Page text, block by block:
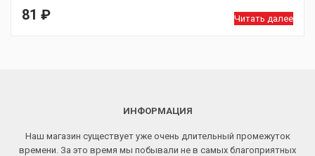
81 ₽ Читать далее
ИНФОРМАЦИЯ
Наш магазин существует уже очень длительный промежуток
времени. За это время мы побывали не в самых благоприятных